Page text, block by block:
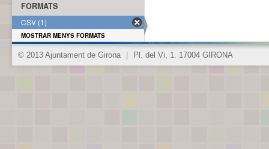
FORMATS
CSV (1)
MOSTRAR MENYS FORMATS
© 2013 Ajuntament de Girona Pl. del Vi, 1. 17004 GIRONA